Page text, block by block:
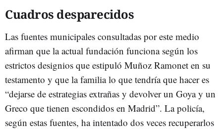
Cuadros desparecidos
Las fuentes municipales consultadas por este medio
afirman que la actual fundación funciona según los
estrictos designios que estipuló Muñoz Ramonet en su
testamento y que la familia lo que tendría que hacer es
“dejarse de estrategias extrañas y devolver un Goya y un
Greco que tienen escondidos en Madrid”. La policía,
según estas fuentes, ha intentado dos veces recuperarlos